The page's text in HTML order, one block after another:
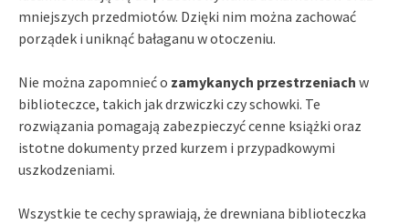
mniejszych przedmiotów. Dzięki nim można zachować
porządek i uniknąć bałaganu w otoczeniu.
Nie można zapomnieć o zamykanych przestrzeniach w
biblioteczce, takich jak drzwiczki czy schowki. Te
rozwiązania pomagają zabezpieczyć cenne książki oraz
istotne dokumenty przed kurzem i przypadkowymi
uszkodzeniami.
Wszystkie te cechy sprawiają, że drewniana biblioteczka